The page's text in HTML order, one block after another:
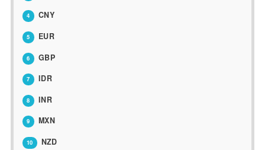
4 CNY
5 EUR
6 GBP
7 IDR
8 INR
9 MXN
10 NZD